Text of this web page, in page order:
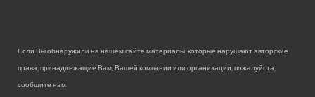
Если Вы обнаружили на нашем сайте материалы, которые нарушают авторские
права, принадлежащие Вам, Вашей компании или организации, пожалуйста,
сообщите нам.